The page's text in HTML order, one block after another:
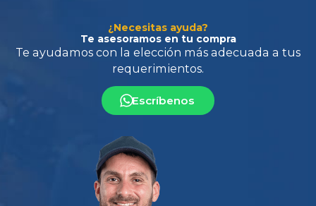
¿Necesitas ayuda?
Te asesoramos en tu compra
Escríbenos